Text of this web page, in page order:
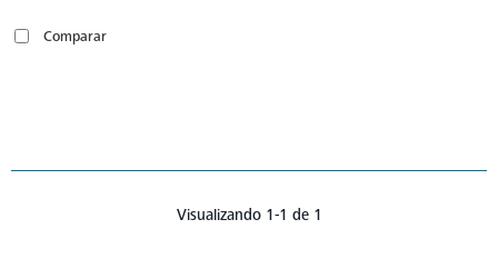
Comparar
Visualizando 1-1 de 1